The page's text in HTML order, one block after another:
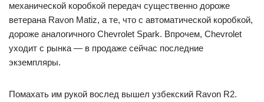
механической коробкой передач существенно дороже
ветерана Ravon Matiz, а те, что с автоматической коробкой,
дороже аналогичного Chevrolet Spark. Впрочем, Chevrolet
уходит с рынка — в продаже сейчас последние
экземпляры.
Помахать им рукой вослед вышел узбекский Ravon R2.